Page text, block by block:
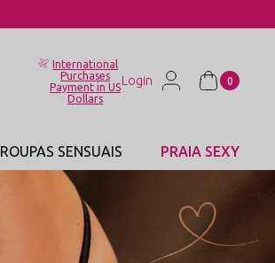
International
Purchases
Payment in US
Dollars
0
ROUPAS SENSUAIS PRAIA SEXY